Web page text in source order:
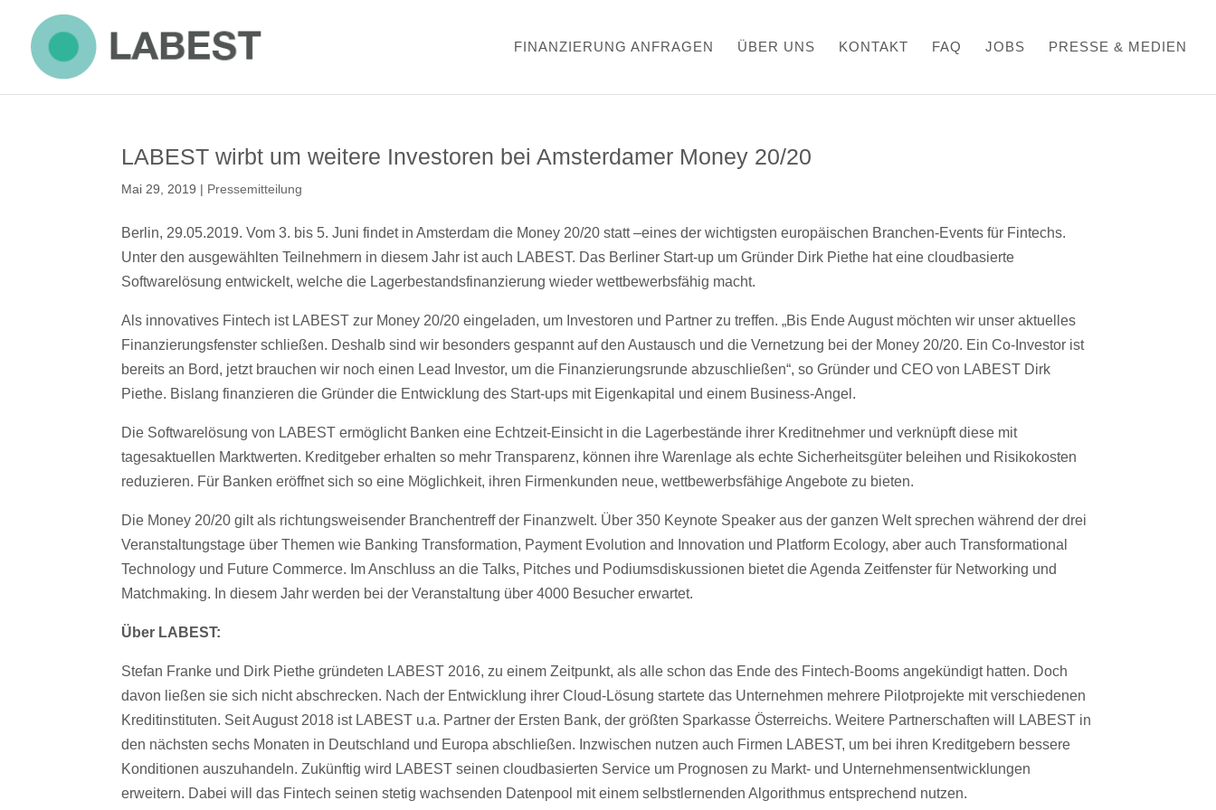
FINANZIERUNG ANFRAGEN ÜBER UNS KONTAKT FAQ JOBS PRESSE & MEDIEN
LABEST wirbt um weitere Investoren bei Amsterdamer Money 20/20
Mai 29, 2019 | Pressemitteilung
Berlin, 29.05.2019. Vom 3. bis 5. Juni findet in Amsterdam die Money 20/20 statt –eines der wichtigsten europäischen Branchen-Events für Fintechs.
Unter den ausgewählten Teilnehmern in diesem Jahr ist auch LABEST. Das Berliner Start-up um Gründer Dirk Piethe hat eine cloudbasierte
Softwarelösung entwickelt, welche die Lagerbestandsfinanzierung wieder wettbewerbsfähig macht.
Als innovatives Fintech ist LABEST zur Money 20/20 eingeladen, um Investoren und Partner zu treffen. „Bis Ende August möchten wir unser aktuelles
Finanzierungsfenster schließen. Deshalb sind wir besonders gespannt auf den Austausch und die Vernetzung bei der Money 20/20. Ein Co-Investor ist
bereits an Bord, jetzt brauchen wir noch einen Lead Investor, um die Finanzierungsrunde abzuschließen“, so Gründer und CEO von LABEST Dirk
Piethe. Bislang finanzieren die Gründer die Entwicklung des Start-ups mit Eigenkapital und einem Business-Angel.
Die Softwarelösung von LABEST ermöglicht Banken eine Echtzeit-Einsicht in die Lagerbestände ihrer Kreditnehmer und verknüpft diese mit
tagesaktuellen Marktwerten. Kreditgeber erhalten so mehr Transparenz, können ihre Warenlage als echte Sicherheitsgüter beleihen und Risikokosten
reduzieren. Für Banken eröffnet sich so eine Möglichkeit, ihren Firmenkunden neue, wettbewerbsfähige Angebote zu bieten.
Die Money 20/20 gilt als richtungsweisender Branchentreff der Finanzwelt. Über 350 Keynote Speaker aus der ganzen Welt sprechen während der drei
Veranstaltungstage über Themen wie Banking Transformation, Payment Evolution and Innovation und Platform Ecology, aber auch Transformational
Technology und Future Commerce. Im Anschluss an die Talks, Pitches und Podiumsdiskussionen bietet die Agenda Zeitfenster für Networking und
Matchmaking. In diesem Jahr werden bei der Veranstaltung über 4000 Besucher erwartet.
Über LABEST:
Stefan Franke und Dirk Piethe gründeten LABEST 2016, zu einem Zeitpunkt, als alle schon das Ende des Fintech-Booms angekündigt hatten. Doch
davon ließen sie sich nicht abschrecken. Nach der Entwicklung ihrer Cloud-Lösung startete das Unternehmen mehrere Pilotprojekte mit verschiedenen
Kreditinstituten. Seit August 2018 ist LABEST u.a. Partner der Ersten Bank, der größten Sparkasse Österreichs. Weitere Partnerschaften will LABEST in
den nächsten sechs Monaten in Deutschland und Europa abschließen. Inzwischen nutzen auch Firmen LABEST, um bei ihren Kreditgebern bessere
Konditionen auszuhandeln. Zukünftig wird LABEST seinen cloudbasierten Service um Prognosen zu Markt- und Unternehmensentwicklungen
erweitern. Dabei will das Fintech seinen stetig wachsenden Datenpool mit einem selbstlernenden Algorithmus entsprechend nutzen.